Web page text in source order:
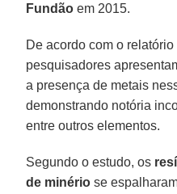
Fundão em 2015.
De acordo com o
pesquisadores
a presença de metais
demonstrando notória
entre outros elementos.
Segundo o estudo, os
de minério se